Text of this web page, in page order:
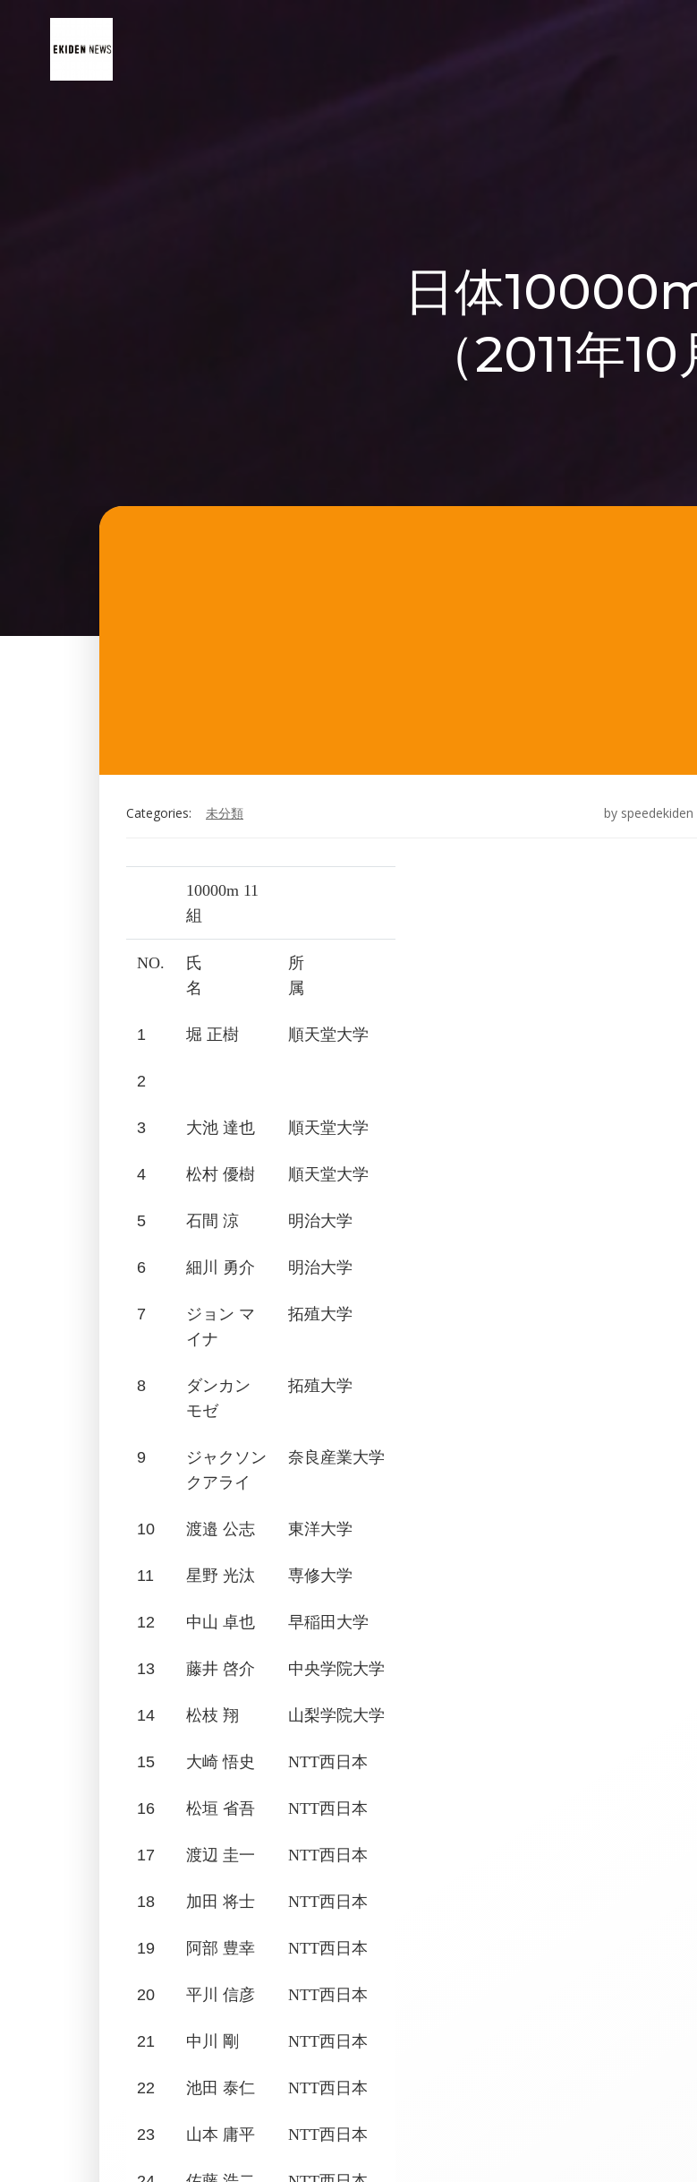
日体
（2011年10
Categories: 未分類 by speedekiden
10000m 11
組
NO.
氏
名
所
属
1 堀 正樹 順天堂大学
2
3 大池 達也 順天堂大学
4 松村 優樹 順天堂大学
5 石間 涼 明治大学
6 細川 勇介 明治大学
7
ジョン マ
イナ
拓殖大学
8
ダンカン
モゼ
拓殖大学
9
ジャクソン
クアライ
奈良産業大学
10 渡邉 公志 東洋大学
11 星野 光汰 専修大学
12 中山 卓也 早稲田大学
13 藤井 啓介 中央学院大学
14 松枝 翔 山梨学院大学
15 大崎 悟史 NTT西日本
16 松垣 省吾 NTT西日本
17 渡辺 圭一 NTT西日本
18 加田 将士 NTT西日本
19 阿部 豊幸 NTT西日本
20 平川 信彦 NTT西日本
21 中川 剛 NTT西日本
22 池田 泰仁 NTT西日本
23 山本 庸平 NTT西日本